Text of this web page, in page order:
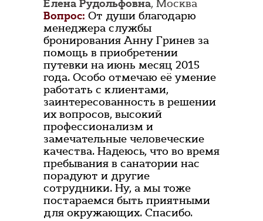
Елена Рудольфовна, Москва
Вопрос: От души благодарю
менеджера службы
бронирования Анну Гринев за
помощь в приобретении
путевки на июнь месяц 2015
года. Особо отмечаю её умение
работать с клиентами,
заинтересованность в решении
их вопросов, высокий
профессионализм и
замечательные человеческие
качества. Надеюсь, что во время
пребывания в санатории нас
порадуют и другие
сотрудники. Ну, а мы тоже
постараемся быть приятными
для окружающих. Спасибо.